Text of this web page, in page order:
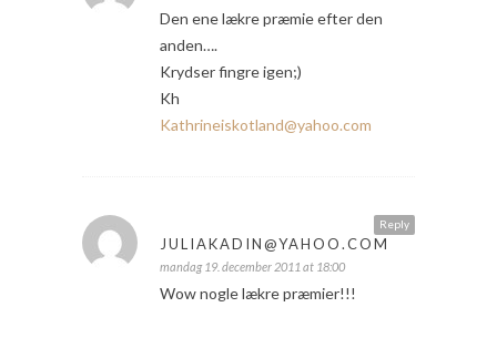
Den ene lækre præmie efter den
anden….
Krydser fingre igen;)
Kh
Kathrineiskotland@yahoo.com
Reply
JULIAKADIN@YAHOO.COM
mandag 19. december 2011 at 18:00
Wow nogle lækre præmier!!!